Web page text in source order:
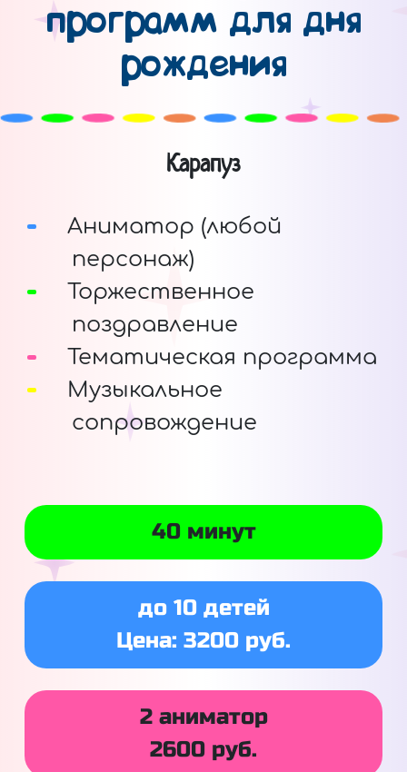
программ для дня
рождения
Карапуз
Аниматор (любой
персонаж)
Торжественное
поздравление
Тематическая программа
Музыкальное
сопровождение
40 минут
до 10 детей
Цена: 3200 руб.
2 аниматор
2600 руб.